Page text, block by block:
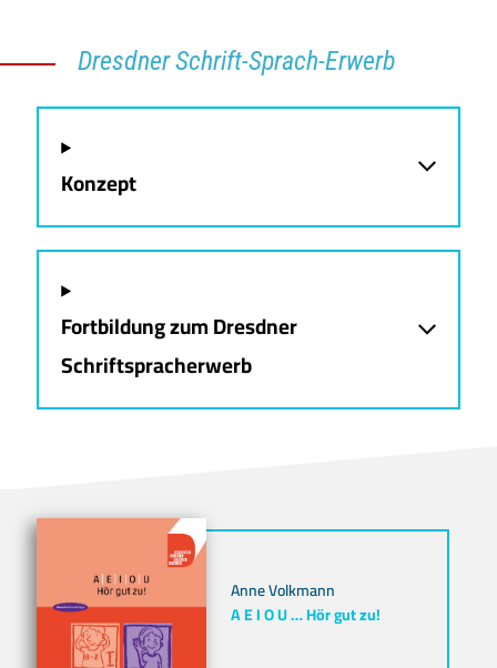
Dresdner Schrift-Sprach-Erwerb
Konzept
Fortbildung zum Dresdner
Schriftspracherwerb
Anne Volkmann
A E I O U … Hör gut zu!